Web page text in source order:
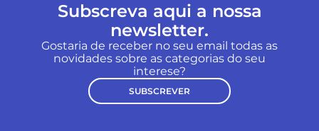
Subscreva aqui a nossa
newsletter.
Gostaria de receber no seu email todas as
novidades sobre as categorias do seu
interese?
SUBSCREVER